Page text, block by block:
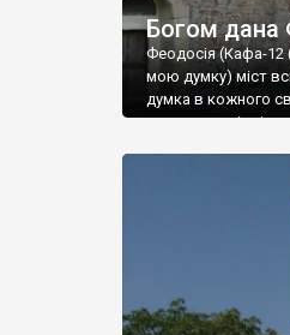
Богом дана
Феодосія (Кафа-12
мою думку) міст
думка в кожного
запрошую